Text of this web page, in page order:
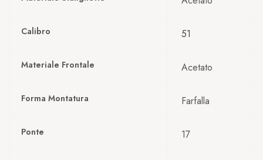
Calibro 51
Materiale Frontale Acetato
Forma Montatura Farfalla
Ponte 17